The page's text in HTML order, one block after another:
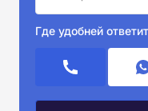
Где удобней